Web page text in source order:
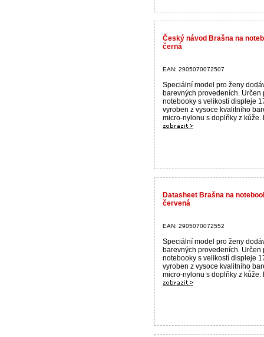
Český návod Brašna na
černá
EAN: 2905070072507
Speciální model pro ženy
barevných provedeních. Určen
notebooky s velikostí displeje
vyroben z vysoce kvalitního
micro-nylonu s doplňky z kůže.
Datasheet Brašna na
červená
EAN: 2905070072552
Speciální model pro ženy
barevných provedeních. Určen
notebooky s velikostí displeje
vyroben z vysoce kvalitního
micro-nylonu s doplňky z kůže.